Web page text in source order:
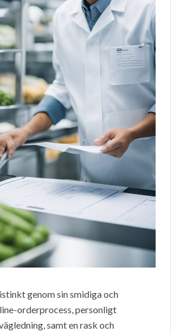
genom sin smidiga och
orderprocess, personligt
samt en rask och